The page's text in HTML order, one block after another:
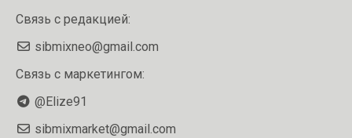
Связь с редакцией:
sibmixneo@gmail.com
Связь с маркетингом:
@Elize91
sibmixmarket@gmail.com